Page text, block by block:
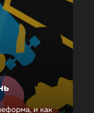
и как